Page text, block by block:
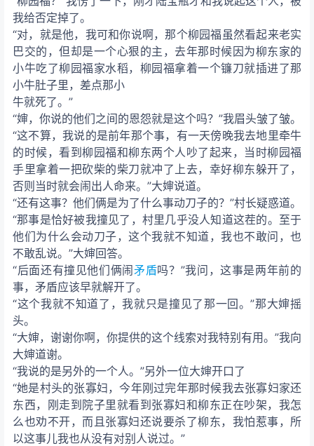
我给否定掉了。
“对，就是他，我可和你说啊，那个柳园福虽然看起来老实
巴交的，但却是一个心狠的主，去年那时候因为柳东家的
小牛吃了柳园福家水稻，柳园福拿着一个镰刀就插进了那
小牛肚子里，差点那小
牛就死了。”
“婶，你说的他们之间的恩怨就是这个吗？”我眉头皱了皱。
“这不算，我说的是前年那个事，有一天傍晚我去地里牵牛
的时候，看到柳园福和柳东两个人吵了起来，当时柳园福
手里拿着一把砍柴的柴刀就冲了上去，幸好柳东躲开了，
否则当时就会闹出人命来。”大婶说道。
“还有这事？他们俩是为了什么事动刀子的？”村长疑惑道。
“那事是恰好被我撞见了，村里几乎没人知道这茬的。至于
他们为什么会动刀子，这个我就不知道，我也不敢问，也
不敢乱说。”大婶回答。
“后面还有撞见他们俩闹矛盾吗？”我问，这事是两年前的
事，矛盾应该早就解开了。
“这个我就不知道了，我就只是撞见了那一回。”那大婶摇
头。
“大婶，谢谢你啊，你提供的这个线索对我特别有用。”我向
大婶道谢。
“我说的是另外的一个人。”另外一位大婶开口了
“她是村头的张寡妇，今年刚过完年那时候我去张寡妇家还
东西，刚走到院子里就看到张寡妇和柳东正在吵架，我怎
么也劝不开，而且张寡妇还说要杀了柳东，我怕惹事，所
以这事儿我也从没有对别人说过。”